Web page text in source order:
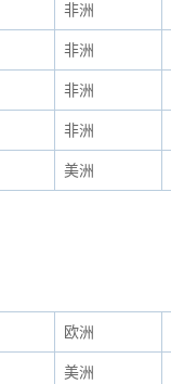
非洲
非洲
非洲
非洲
美洲
欧洲
美洲